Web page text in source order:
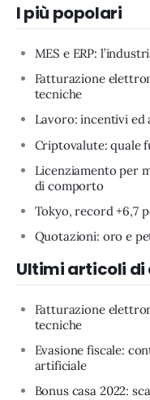
I più popolari
MES e ERP:
Fatturazione
tecniche
Lavoro: incentivi ed
Criptovalute: quale
Licenziamento per
di comporto
Tokyo, record +6,7
Quotazioni: oro e
Ultimi articoli
Fatturazione
tecniche
Evasione fiscale:
artificiale
Bonus casa 2022: